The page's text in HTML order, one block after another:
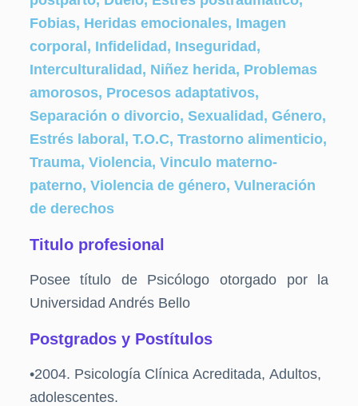
Fobias, Heridas emocionales, Imagen
corporal, Infidelidad, Inseguridad,
Interculturalidad, Niñez herida, Problemas
amorosos, Procesos adaptativos,
Separación o divorcio, Sexualidad, Género,
Estrés laboral, T.O.C, Trastorno alimenticio,
Trauma, Violencia, Vinculo materno-
paterno, Violencia de género, Vulneración
de derechos
Titulo profesional
Posee título de Psicólogo otorgado por la
Universidad Andrés Bello
Postgrados y Postítulos
•2004. Psicología Clínica Acreditada, Adultos,
adolescentes.